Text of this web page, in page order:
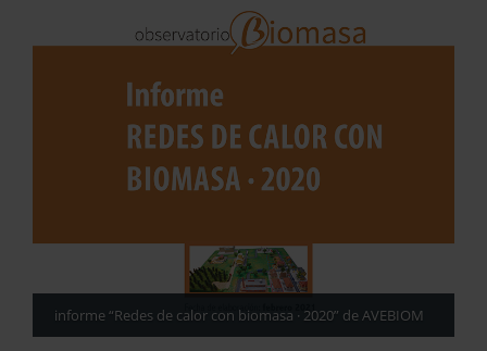
informe “Redes de calor con biomasa · 2020” de AVEBIOM